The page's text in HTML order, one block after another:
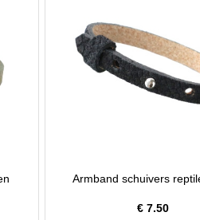
Armband schuivers
€7.50